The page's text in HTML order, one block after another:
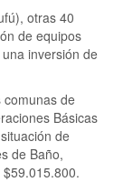
otras 40
de equipos
inversión de
comunas de
Básicas
de
de Baño,